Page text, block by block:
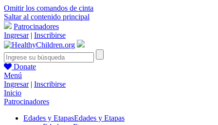
Omitir los comandos de cinta
Saltar al contenido principal
Patrocinadores
Ingresar| Inscribirse
Donate
Menú
Ingresar| Inscribirse
Inicio
Patrocinadores
Edades y EtapasEdades y Etapas